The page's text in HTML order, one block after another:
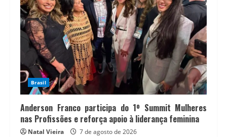
Brasil
Anderson Franco participa do 1º Summit Mulheres
nas Profissões e reforça apoio à liderança feminina
Natal Vieira 7 de agosto de 2026